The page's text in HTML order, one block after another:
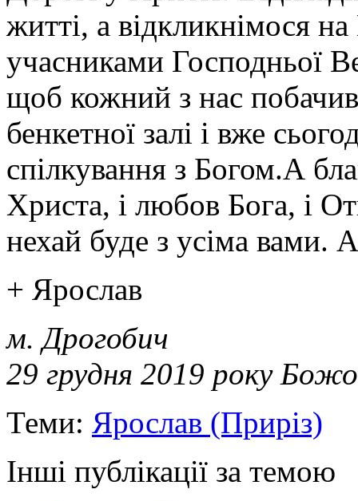
житті, а відкликнімося
учасниками Господньої
щоб кожний з нас побачив
бенкетної залі і вже
спілкування з Богом.А
Христа, і любов Бога, і
нехай буде з усіма вами.
+ Ярослав
м. Дрогобич
29 грудня 2019 року
Теми: Ярослав (Приріз)
Інші публікації за темою